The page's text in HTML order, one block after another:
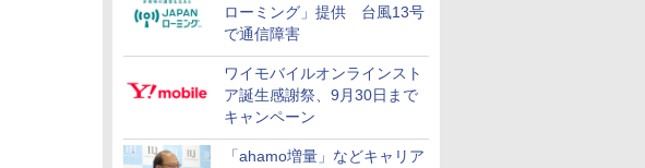
ローミング」提供 台風13号
で通信障害
ワイモバイルオンラインスト
ア誕生感謝祭、9月30日まで
キャンペーン
「ahamo増量」などキャリア